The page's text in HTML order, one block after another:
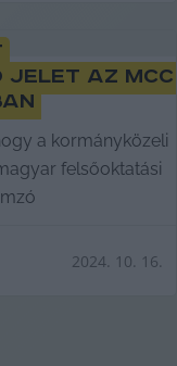
az MCC
a kormányközeli
felsőoktatási
2024. 10. 16.